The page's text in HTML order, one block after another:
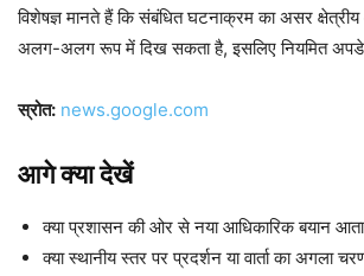
विशेषज्ञ मानते हैं कि संबंधित घटनाक्रम का असर
अलग-अलग रूप में दिख सकता है, इसलिए नियमित
स्रोत: news.google.com
आगे क्या देखें
क्या प्रशासन की ओर से नया आधिकारिक बयान
क्या स्थानीय स्तर पर प्रदर्शन या वार्ता का अगला